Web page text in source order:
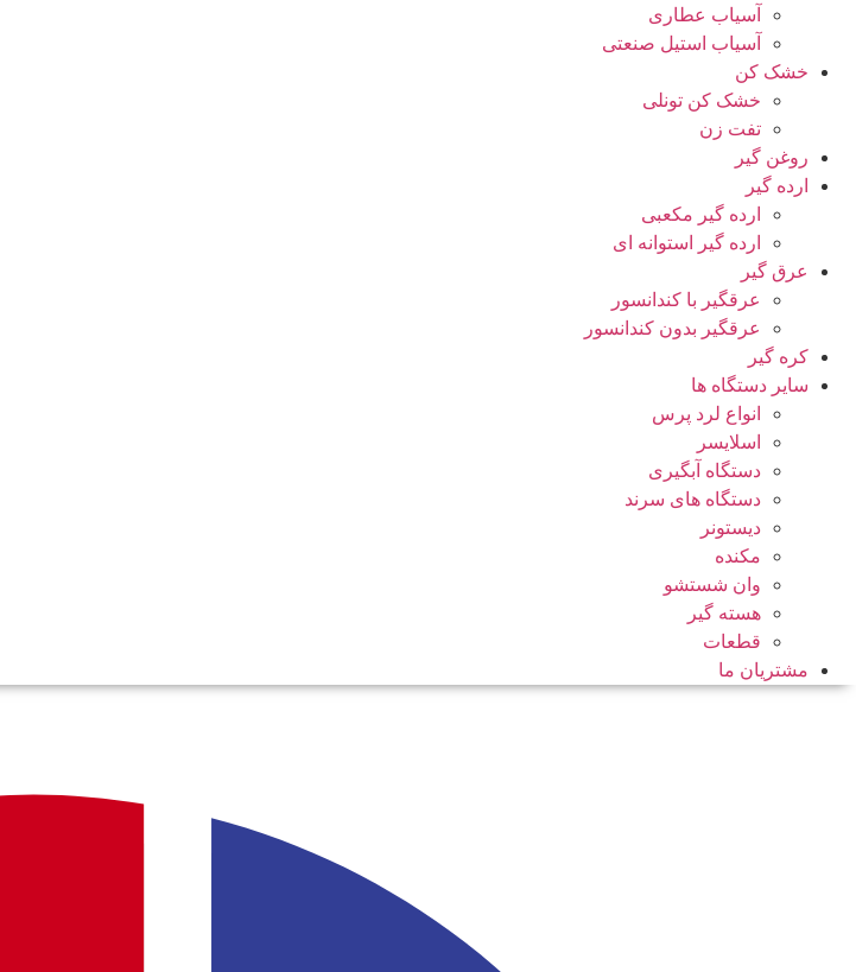
آسیاب عطاری
آسیاب استیل صنعتی
خشک کن
خشک کن تونلی
تفت زن
روغن گیر
ارده گیر
ارده گیر مکعبی
ارده گیر استوانه ای
عرق گیر
عرقگیر با کندانسور
عرقگیر بدون کندانسور
کره گیر
سایر دستگاه ها
انواع لرد پرس
اسلایسر
دستگاه آبگیری
دستگاه های سرند
دیستونر
مکنده
وان شستشو
هسته گیر
قطعات
مشتریان ما